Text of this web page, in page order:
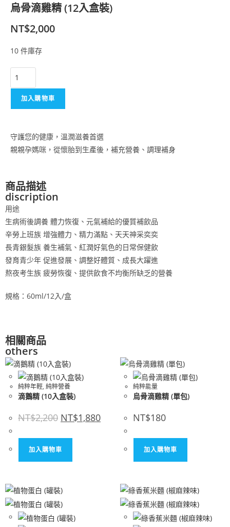
烏骨滴雞精 (12入盒裝)
NT$2,000
10 件庫存
加入購物車
守護您的健康，溫潤滋養首選
親親孕媽咪，從懷胎到生產後，補充營養、調理補身
商品描述
discription
用途
生病術後調養 體力恢復、元氣補給的優質補飲品
辛勞上班族 增強體力、精力滿點、天天神采奕奕
長青銀髮族 養生補氣、紅潤好氣色的日常保健飲
發育青少年 促進發展、調整好體質、成長大躍進
熬夜考生族 疲勞恢復、提供飲食不均衡所缺乏的營養
規格：60ml/12入/盒
相關商品
others
純粹年輕, 純粹營養
滴鵝精 (10入盒裝)
NT$2,200 NT$1,880
加入購物車
純粹能量
烏骨滴雞精 (單包)
NT$180
加入購物車